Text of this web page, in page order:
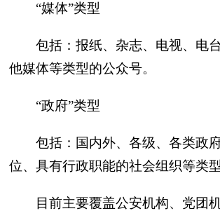
“媒体”类型
包括：报纸、杂志、电视、电
他媒体等类型的公众号。
“政府”类型
包括：国内外、各级、各类政
位、具有行政职能的社会组织等类
目前主要覆盖公安机构、党团